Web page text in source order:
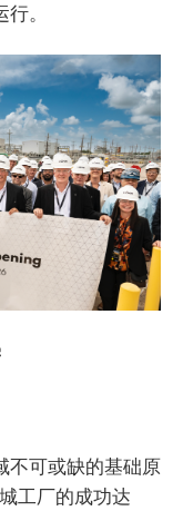
。
不可或缺的基础原
工厂的成功达